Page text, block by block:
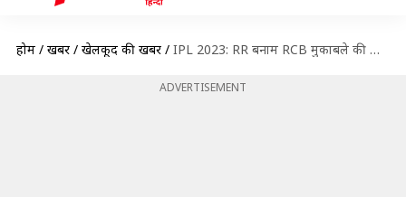
होम / खबरें / खेलकूद की खबरें / IPL 2023: RR बनाम RCB मुकाबले की पिच रिपोर्ट, जानिए सवाई मानसिंह स्टेडियम जयपुर के आंकड़े
ADVERTISEMENT